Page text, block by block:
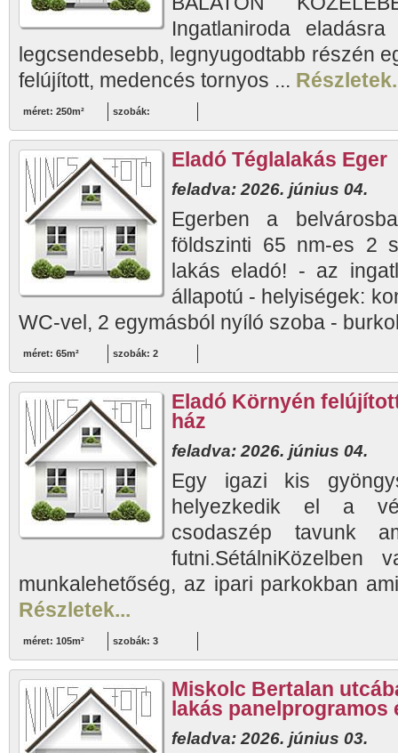
Ingatlaniroda
legcsendesebb, legnyugodtabb részén
felújított, medencés tornyos ...
méret: 250m² szobák:
Eladó Téglalakás Eger
feladva: 2026. június 04.
Egerben a
földszinti 65 nm-es 2
lakás eladó! - az
állapotú - helyiségek:
WC-vel, 2 egymásból nyíló szoba -
méret: 65m² szobák: 2
Eladó Környén
ház
feladva: 2026. június 04.
Egy igazi kis
helyezkedik el a
csodaszép tavunk
futni.SétálniKözelben
munkalehetőség, az ipari parkokban
Részletek...
méret: 105m² szobák: 3
Miskolc Bertalan
lakás panelprogramos
feladva: 2026. június 03.